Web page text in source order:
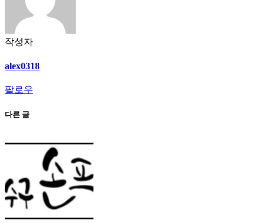
작성자
alex0318
팔로우
다른 글